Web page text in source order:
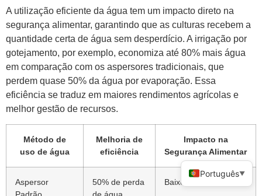
A utilização eficiente da água tem um impacto direto na
segurança alimentar, garantindo que as culturas recebem a
quantidade certa de água sem desperdício. A irrigação por
gotejamento, por exemplo, economiza até 80% mais água
em comparação com os aspersores tradicionais, que
perdem quase 50% da água por evaporação. Essa
eficiência se traduz em maiores rendimentos agrícolas e
melhor gestão de recursos.
Método de
uso de água
Melhoria de
eficiência
Impacto na
Segurança Alimentar
Aspersor
50% de perda
Baixo
Português▼